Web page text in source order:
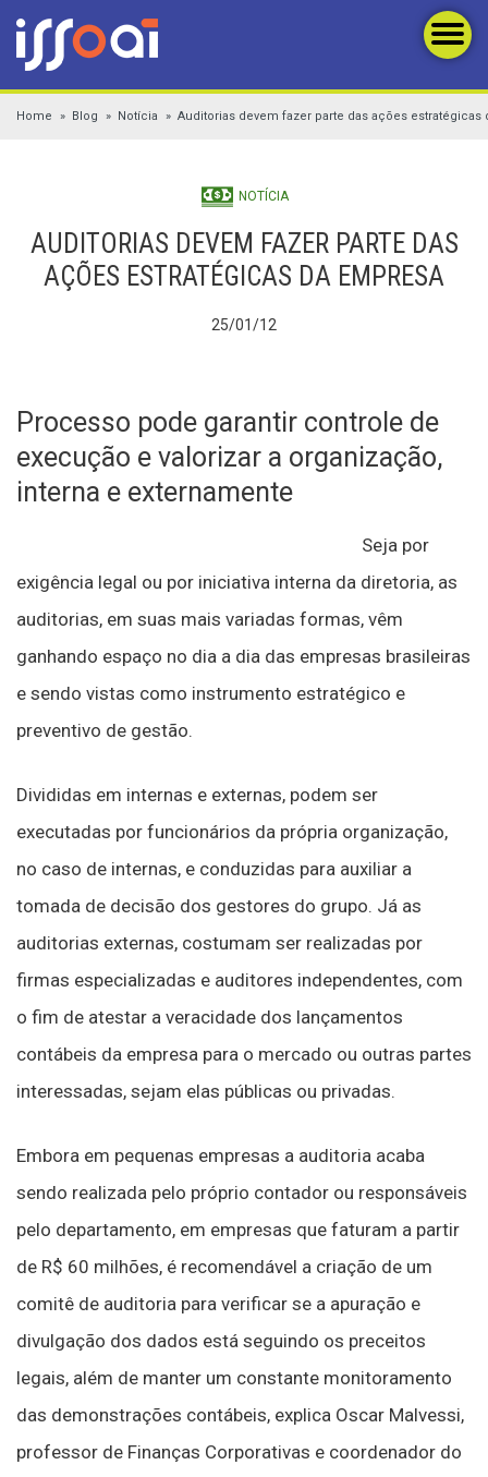
Home Blog Notícia Auditorias devem fazer parte das ações estratégicas
NOTÍCIA
AUDITORIAS DEVEM FAZER PARTE DAS
AÇÕES ESTRATÉGICAS DA EMPRESA
25/01/12
Processo pode garantir controle de
execução e valorizar a organização,
interna e externamente
Seja por
exigência legal ou por iniciativa interna da diretoria, as
auditorias, em suas mais variadas formas, vêm
ganhando espaço no dia a dia das empresas brasileiras
e sendo vistas como instrumento estratégico e
preventivo de gestão.
Divididas em internas e externas, podem ser
executadas por funcionários da própria organização,
no caso de internas, e conduzidas para auxiliar a
tomada de decisão dos gestores do grupo. Já as
auditorias externas, costumam ser realizadas por
firmas especializadas e auditores independentes, com
o fim de atestar a veracidade dos lançamentos
contábeis da empresa para o mercado ou outras partes
interessadas, sejam elas públicas ou privadas.
Embora em pequenas empresas a auditoria acaba
sendo realizada pelo próprio contador ou responsáveis
pelo departamento, em empresas que faturam a partir
de R$ 60 milhões, é recomendável a criação de um
comitê de auditoria para verificar se a apuração e
divulgação dos dados está seguindo os preceitos
legais, além de manter um constante monitoramento
das demonstrações contábeis, explica Oscar Malvessi,
professor de Finanças Corporativas e coordenador do